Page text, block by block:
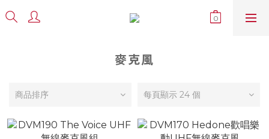
麥克風
商品排序 每頁顯示 24 個